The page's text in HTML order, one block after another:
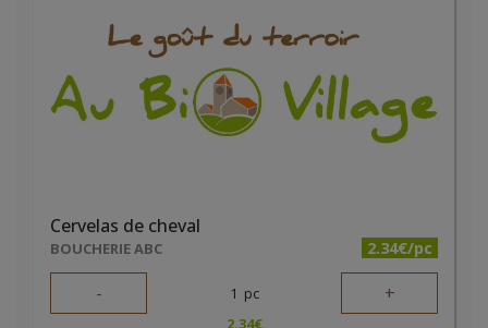
Cervelas de cheval
BOUCHERIE ABC 2.34€/pc
- 1 pc +
2.34€